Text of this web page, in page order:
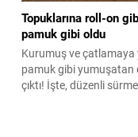
Topuklarına roll-on
pamuk gibi oldu
Kurumuş ve çatlamaya
pamuk gibi
çıktı! İşte, düzenli